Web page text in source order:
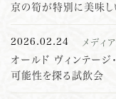
京の筍が特別に美味し
2026.02.24 メディ
オールド ヴィンテージ
可能性を探る試飲会